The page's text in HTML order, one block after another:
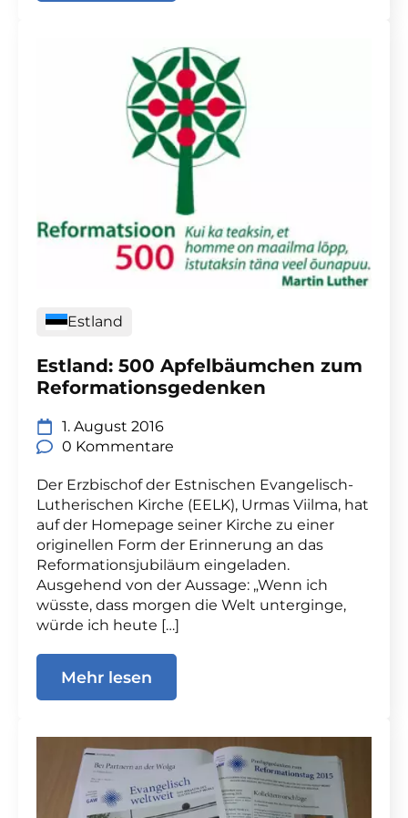
Estland
Estland: 500 Apfelbäumchen zum
Reformationsgedenken
1. August 2016
0 Kommentare
Der Erzbischof der Estnischen Evangelisch-
Lutherischen Kirche (EELK), Urmas Viilma, hat
auf der Homepage seiner Kirche zu einer
originellen Form der Erinnerung an das
Reformationsjubiläum eingeladen.
Ausgehend von der Aussage: „Wenn ich
wüsste, dass morgen die Welt unterginge,
würde ich heute […]
Mehr lesen